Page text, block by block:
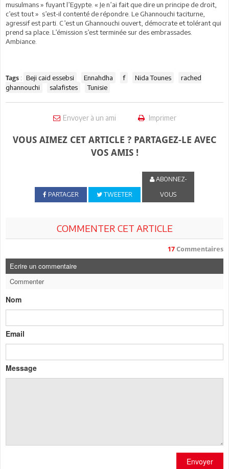
musulmans » fuyant l’Egypte. « Je n’ai fait que dire un principe de droit,
c’est tout » s’est-il contenté de répondre. Le Ghannouchi taciturne,
agressif est parti. C’est un Ghannouchi ouvert, démocrate et tolérant qui
prend sa place. L’émission s’est terminée sur des embrassades.
Ambiance.
Tags : Beji caid essebsi Ennahdha f Nida Tounes
rached
ghannouchi
salafistes Tunisie
Envoyer à un ami Imprimer
VOUS AIMEZ CET ARTICLE ? PARTAGEZ-LE AVEC
VOS AMIS !
PARTAGER TWEETER
ABONNEZ-
VOUS
COMMENTER CET ARTICLE
17 Commentaires
Ecrire un commentaire
Commenter
Nom
Email
Message
Envoyer